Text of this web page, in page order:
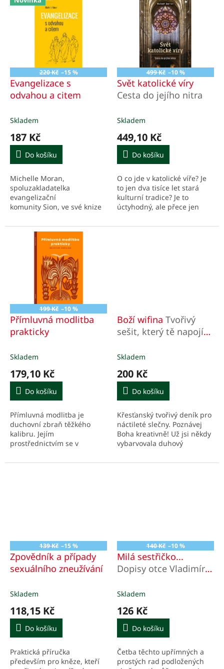
o
ů
220 Kč –15 %
Evangelizace s
odvahou a citem
Skladem
187 Kč
Do košíku
Michelle Moran,
spoluzakladatelka
evangelizační
komunity Sion, ve své knize
podnětů k evangelizaci,
499 Kč –10 %
Svět katolické víry
Cesta do jejího nitra
Skladem
449,10 Kč
Do košíku
O co jde v katolické víře? Je
to jen dva tisíce let stará
kulturní tradice? Je to
úctyhodný, ale přece jen
světonázor? Je to osobní
199 Kč –10 %
Přímluvná modlitba
prakticky
Skladem
179,10 Kč
Do košíku
Přímluvná modlitba je
duchovní zbraň těžkého
kalibru. Jejím
prostřednictvím se v
duchovní boj, jehož ovoce se
Boží wifina Tvořivý
sešit, který tě napojí
Skladem
200 Kč
Do košíku
Křesťanský tvořivý deník pro
náctileté slečny. Poznávej
Boha kreativně! Už jsi někdy
vybarvovala duhový
stránky parfémem a psala
139 Kč –15 %
Zpovědník a případy
sexuálního zneužívání
Skladem
118,15 Kč
Do košíku
Praktická příručka
především pro kněze, kteří
140 Kč –10 %
Milá sestřičko...
Dopisy otce Vladimíra
Skladem
126 Kč
Do košíku
Četba těchto upřímných a
prostých rad podložených